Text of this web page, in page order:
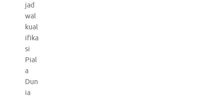
jad
wal
kual
ifika
si
Pial
a
Dun
ia